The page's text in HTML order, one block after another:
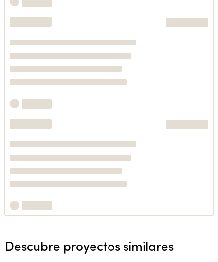
Descubre proyectos similares